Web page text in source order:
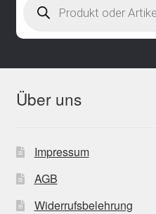
search
Über uns
Impressum
AGB
Widerrufsbelehrung